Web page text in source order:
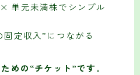
単元未満株でシンプル
定収入”につながる
めの“チケット”です。